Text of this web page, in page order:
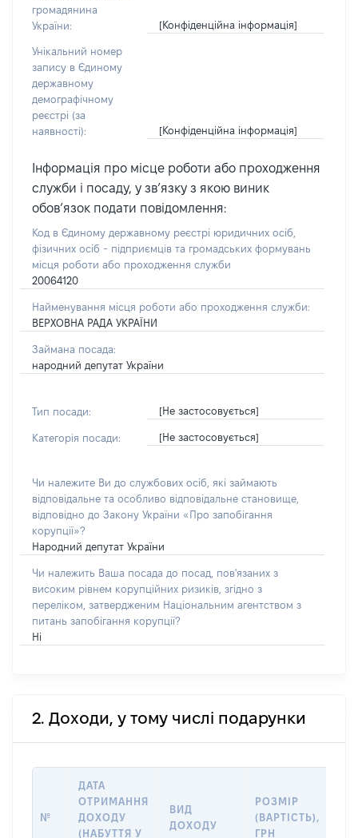
громадянина
України:
[Конфіденційна інформація]
Унікальний номер
запису в Єдиному
державному
демографічному
реєстрі (за
наявності):
[Конфіденційна інформація]
Інформація про місце роботи або проходження
служби і посаду, у зв’язку з якою виник
обов’язок подати повідомлення:
Код в Єдиному державному реєстрі юридичних осіб,
фізичних осіб - підприємців та громадських формувань
місця роботи або проходження служби
20064120
Найменування місця роботи або проходження служби:
ВЕРХОВНА РАДА УКРАЇНИ
Займана посада:
народний депутат України
Тип посади: [Не застосовується]
Категорія посади: [Не застосовується]
Чи належите Ви до службових осіб, які займають
відповідальне та особливо відповідальне становище,
відповідно до Закону України «Про запобігання
корупції»?
Народний депутат України
Чи належить Ваша посада до посад, пов'язаних з
високим рівнем корупційних ризиків, згідно з
переліком, затвердженим Національним агентством з
питань запобігання корупції?
Ні
2. Доходи, у тому числі подарунки
№
ДАТА
ОТРИМАННЯ
ДОХОДУ
(НАБУТТЯ У
ВИД
ДОХОДУ
РОЗМІР
(ВАРТІСТЬ),
ГРН